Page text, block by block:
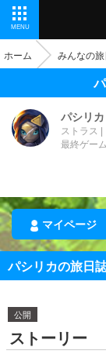
MENU
ホーム みんなの
パシリカ
ストラス
最終ゲー
マイページ
パシリカの旅日
公開
ストーリー